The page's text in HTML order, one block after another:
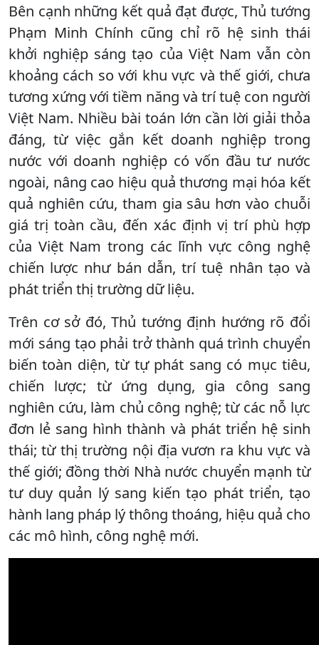
Bên cạnh những kết quả đạt được, Thủ tướng
Phạm Minh Chính cũng chỉ rõ hệ sinh thái
khởi nghiệp sáng tạo của Việt Nam vẫn còn
khoảng cách so với khu vực và thế giới, chưa
tương xứng với tiềm năng và trí tuệ con người
Việt Nam. Nhiều bài toán lớn cần lời giải thỏa
đáng, từ việc gắn kết doanh nghiệp trong
nước với doanh nghiệp có vốn đầu tư nước
ngoài, nâng cao hiệu quả thương mại hóa kết
quả nghiên cứu, tham gia sâu hơn vào chuỗi
giá trị toàn cầu, đến xác định vị trí phù hợp
của Việt Nam trong các lĩnh vực công nghệ
chiến lược như bán dẫn, trí tuệ nhân tạo và
phát triển thị trường dữ liệu.
Trên cơ sở đó, Thủ tướng định hướng rõ đổi
mới sáng tạo phải trở thành quá trình chuyển
biến toàn diện, từ tự phát sang có mục tiêu,
chiến lược; từ ứng dụng, gia công sang
nghiên cứu, làm chủ công nghệ; từ các nỗ lực
đơn lẻ sang hình thành và phát triển hệ sinh
thái; từ thị trường nội địa vươn ra khu vực và
thế giới; đồng thời Nhà nước chuyển mạnh từ
tư duy quản lý sang kiến tạo phát triển, tạo
hành lang pháp lý thông thoáng, hiệu quả cho
các mô hình, công nghệ mới.